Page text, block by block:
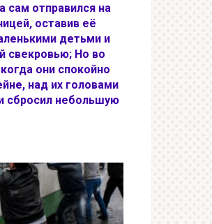
сам отправился на
оставив её
детьми и
свекровью; Но во
они спокойно
над их головами
сбросил небольшую